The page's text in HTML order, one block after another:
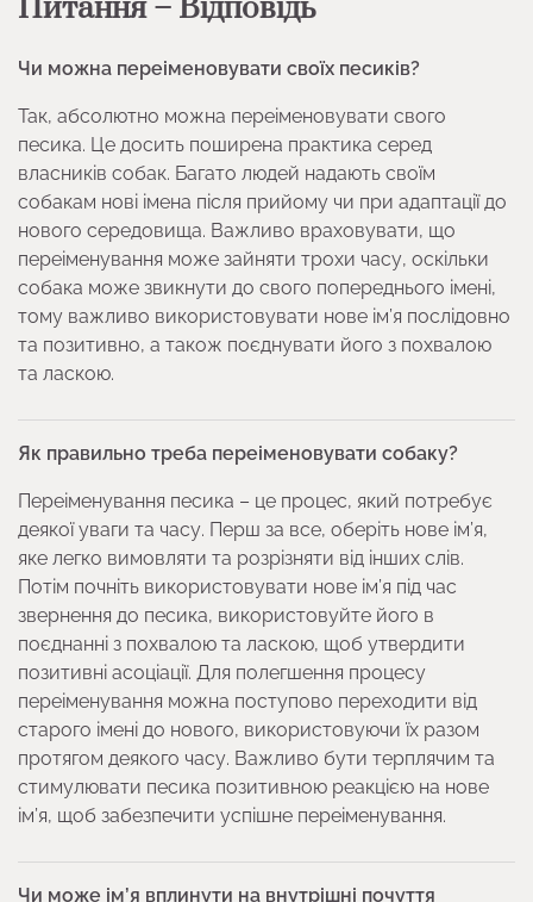
Питання – Відповідь
Чи можна переіменовувати своїх песиків?
Так, абсолютно можна переіменовувати свого
песика. Це досить поширена практика серед
власників собак. Багато людей надають своїм
собакам нові імена після прийому чи при адаптації до
нового середовища. Важливо враховувати, що
переіменування може зайняти трохи часу, оскільки
собака може звикнути до свого попереднього імені,
тому важливо використовувати нове ім’я послідовно
та позитивно, а також поєднувати його з похвалою
та ласкою.
Як правильно треба переіменовувати собаку?
Переіменування песика – це процес, який потребує
деякої уваги та часу. Перш за все, оберіть нове ім’я,
яке легко вимовляти та розрізняти від інших слів.
Потім почніть використовувати нове ім’я під час
звернення до песика, використовуйте його в
поєднанні з похвалою та ласкою, щоб утвердити
позитивні асоціації. Для полегшення процесу
переіменування можна поступово переходити від
старого імені до нового, використовуючи їх разом
протягом деякого часу. Важливо бути терплячим та
стимулювати песика позитивною реакцією на нове
ім’я, щоб забезпечити успішне переіменування.
Чи може ім’я вплинути на внутрішні почуття